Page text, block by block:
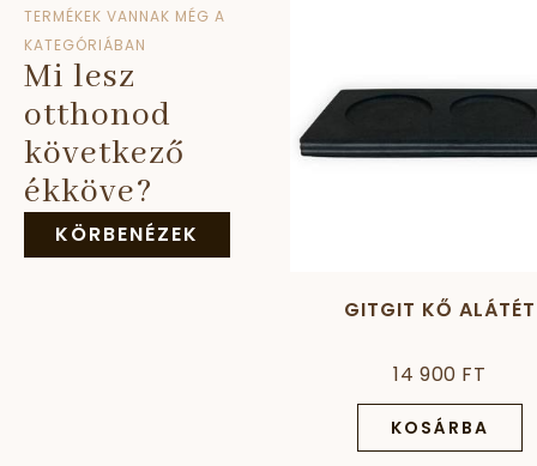
TERMÉKEK VANNAK MÉG A
KATEGÓRIÁBAN
Mi lesz
otthonod
következő
ékköve?
KÖRBENÉZEK
GITGIT KŐ ALÁTÉT
14 900 FT
KOSÁRBA